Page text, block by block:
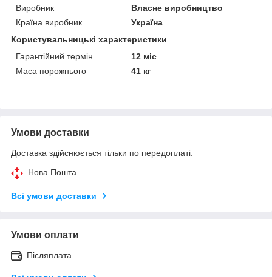
Виробник
Власне виробництво
Країна виробник
Україна
Користувальницькі характеристики
Гарантійний термін
12 міс
Маса порожнього
41 кг
Умови доставки
Доставка здійснюється тільки по передоплаті.
Нова Пошта
Всі умови доставки
Умови оплати
Післяплата